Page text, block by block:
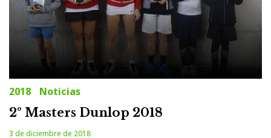
2018 Noticias
2º Masters Dunlop 2018
3 de diciembre de 2018